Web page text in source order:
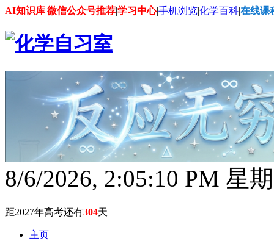
AI知识库|微信公众号推荐|学习中心|手机浏览|化学百科|在线课
8/6/2026, 2:05:11 PM 星
距2027年高考还有304天
主页